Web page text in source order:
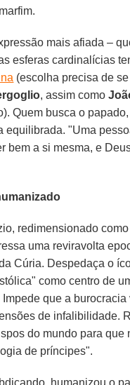
mais afiada –
esferas cardinalícias
(escolha precisa de
, assim como
Quem busca o
equilibrada. "Uma
bem a si mesma, e
redimensionado
uma reviravolta
Cúria. Despedaça o
como centro de
que a burocracia
de infalibilidade.
do mundo para que
de príncipes".
humanizou o